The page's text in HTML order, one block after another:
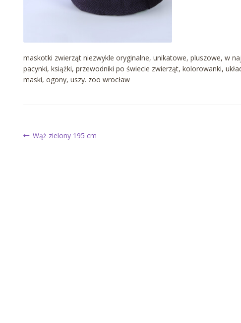
maskotki zwierząt niezwykle oryginalne, unikatowe, pluszowe, w
pacynki, książki, przewodniki po świecie zwierząt, kolorowanki,
maski, ogony, uszy. zoo wrocław
Nawigacja
Poprzedni
Wąż zielony 195 cm